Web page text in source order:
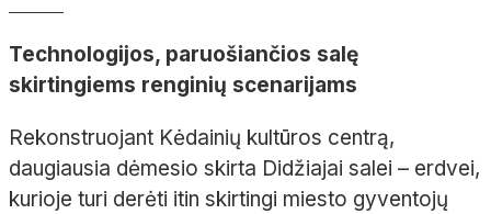
Technologijos, paruošiančios salę
skirtingiems renginių scenarijams
Rekonstruojant Kėdainių kultūros centrą,
daugiausia dėmesio skirta Didžiajai salei – erdvei,
kurioje turi derėti itin skirtingi miesto gyventojų